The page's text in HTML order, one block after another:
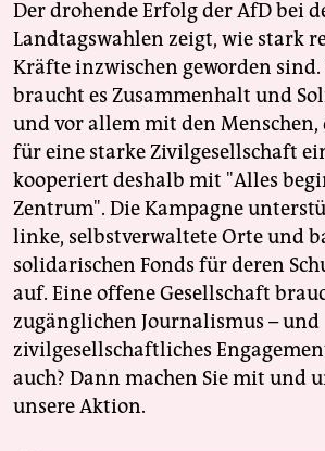
Der drohende Erfolg der AfD bei
Landtagswahlen zeigt, wie stark
Kräfte inzwischen geworden sind.
braucht es Zusammenhalt und
und vor allem mit den Menschen,
für eine starke Zivilgesellschaft
kooperiert deshalb mit "Alles
Zentrum". Die Kampagne
linke, selbstverwaltete Orte und
solidarischen Fonds für deren
auf. Eine offene Gesellschaft
zugänglichen Journalismus – und
zivilgesellschaftliches
auch? Dann machen Sie mit und
unsere Aktion.